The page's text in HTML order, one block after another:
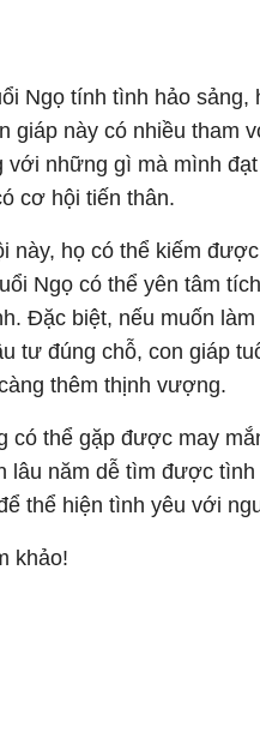
Ngọ tính tình hảo sảng,
giáp này có nhiều tham
với những gì mà mình
cơ hội tiến thân.
này, họ có thể kiếm
Ngọ có thể yên tâm
Đặc biệt, nếu muốn
tư đúng chỗ, con giáp
thêm thịnh vượng.
có thể gặp được may
lâu năm dễ tìm được
thể hiện tình yêu với
khảo!